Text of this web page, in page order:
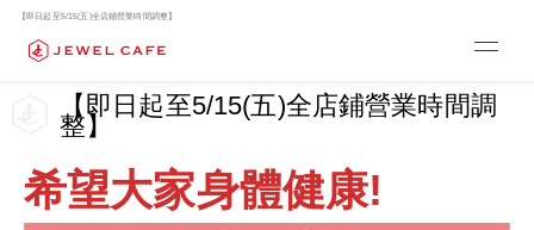
【即日起至5/15(五)全店鋪營業時間調整】
【即日起至5/15(五)全店鋪營業時間調
整】
希望大家身體健康!